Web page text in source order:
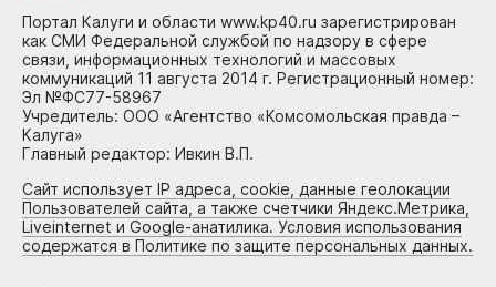
Портал Калуги и области www.kp40.ru зарегистрирован
как СМИ Федеральной службой по надзору в сфере
связи, информационных технологий и массовых
коммуникаций 11 августа 2014 г. Регистрационный номер:
Эл №ФС77-58967
Учредитель: ООО «Агентство «Комсомольская правда –
Калуга»
Главный редактор: Ивкин В.П.
Сайт использует IP адреса, cookie, данные геолокации
Пользователей сайта, а также счетчики Яндекс.Метрика,
Liveinternet и Google-анатилика. Условия использования
содержатся в Политике по защите персональных данных.